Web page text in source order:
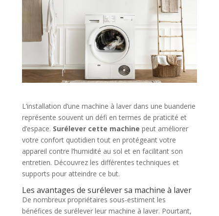
L’installation d’une machine à laver dans une buanderie
représente souvent un défi en termes de praticité et
d’espace. Surélever cette machine peut améliorer
votre confort quotidien tout en protégeant votre
appareil contre l’humidité au sol et en facilitant son
entretien. Découvrez les différentes techniques et
supports pour atteindre ce but.
Les avantages de surélever sa machine à laver
De nombreux propriétaires sous-estiment les
bénéfices de surélever leur machine à laver. Pourtant,